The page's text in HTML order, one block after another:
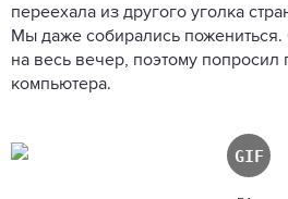
переехала из другого уголка
Мы даже собирались
на весь вечер, поэтому попросил
компьютера.